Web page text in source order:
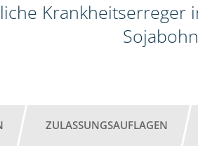
Krankheitserreger
ZULASSUNGSAUFLAGEN